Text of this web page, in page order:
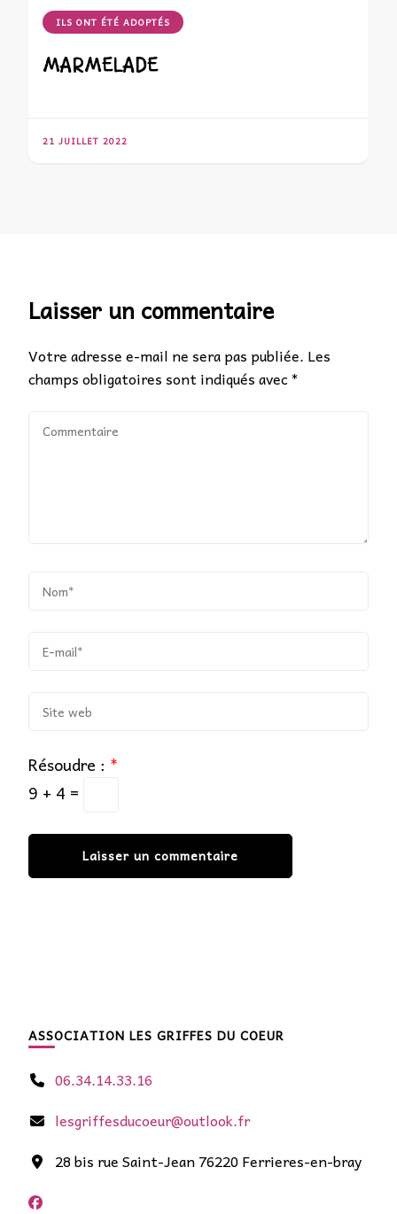
ILS ONT ÉTÉ ADOPTÉS
MARMELADE
21 JUILLET 2022
Laisser un commentaire
Votre adresse e-mail ne sera pas publiée. Les
champs obligatoires sont indiqués avec*
Résoudre : *
9 + 4 =
ASSOCIATION LES GRIFFES DU COEUR
06.34.14.33.16
lesgriffesducoeur@outlook.fr
28 bis rue Saint-Jean 76220 Ferrieres-en-bray